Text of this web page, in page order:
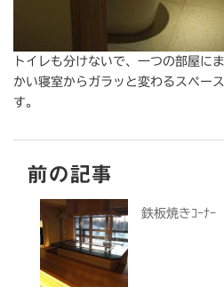
トイレも分けないで、一つの部屋に
かい寝室からガラッと変わるスペー
す。
前の記事
鉄板焼きｺｰﾅ